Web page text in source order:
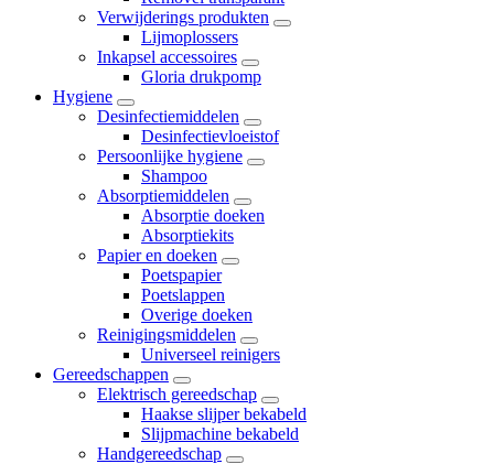
Verwijderings produkten
Lijmoplossers
Inkapsel accessoires
Gloria drukpomp
Hygiene
Desinfectiemiddelen
Desinfectievloeistof
Persoonlijke hygiene
Shampoo
Absorptiemiddelen
Absorptie doeken
Absorptiekits
Papier en doeken
Poetspapier
Poetslappen
Overige doeken
Reinigingsmiddelen
Universeel reinigers
Gereedschappen
Elektrisch gereedschap
Haakse slijper bekabeld
Slijpmachine bekabeld
Handgereedschap